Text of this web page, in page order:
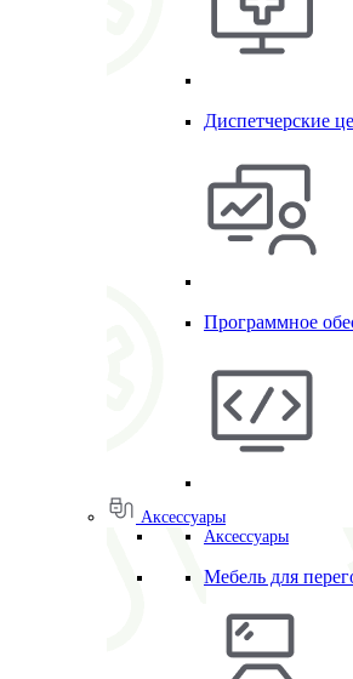
Диспетчерские
Программное
Аксессуары
Аксессуары
Мебель для